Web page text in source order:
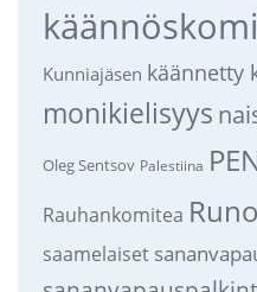
Kunniajäsen käännetty
monikielisyys
Oleg Sentsov Palestiina
Rauhankomitea Runo
saamelaiset